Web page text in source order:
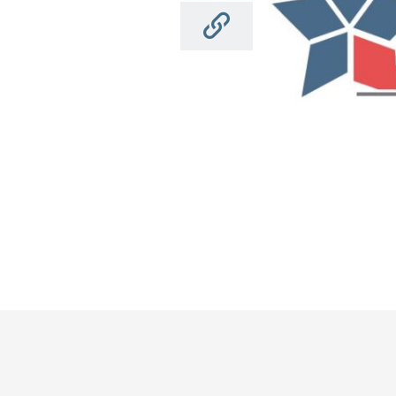
electoral 2023 del
Primer Tribunal